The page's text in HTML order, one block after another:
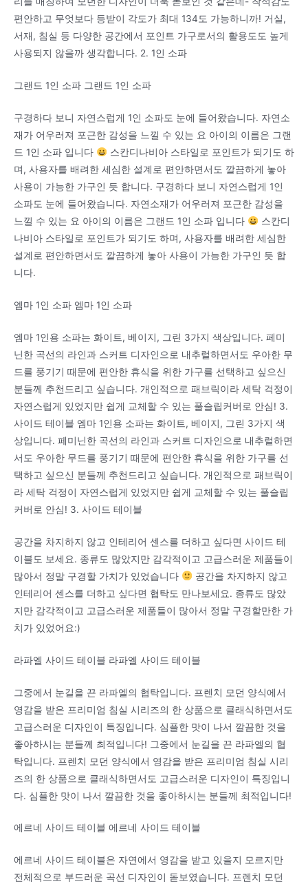
편안하고 무엇보다 등받이 각도가 최대 134도 가능하니까! 거실,
서재, 침실 등 다양한 공간에서 포인트 가구로서의 활용도도 높게
사용되지 않을까 생각합니다. 2. 1인 소파
그랜드 1인 소파 그랜드 1인 소파
구경하다 보니 자연스럽게 1인 소파도 눈에 들어왔습니다. 자연소
재가 어우러져 포근한 감성을 느낄 수 있는 요 아이의 이름은 그랜
드 1인 소파 입니다
스칸디나비아 스타일로 포인트가 되기도 하
며, 사용자를 배려한 세심한 설계로 편안하면서도 깔끔하게 놓아
사용이 가능한 가구인 듯 합니다. 구경하다 보니 자연스럽게 1인
소파도 눈에 들어왔습니다. 자연소재가 어우러져 포근한 감성을
느낄 수 있는 요 아이의 이름은 그랜드 1인 소파 입니다
스칸디
나비아 스타일로 포인트가 되기도 하며, 사용자를 배려한 세심한
설계로 편안하면서도 깔끔하게 놓아 사용이 가능한 가구인 듯 합
니다.
엠마 1인 소파 엠마 1인 소파
엠마 1인용 소파는 화이트, 베이지, 그린 3가지 색상입니다. 페미
닌한 곡선의 라인과 스커트 디자인으로 내추럴하면서도 우아한 무
드를 풍기기 때문에 편안한 휴식을 위한 가구를 선택하고 싶으신
분들께 추천드리고 싶습니다. 개인적으로 패브릭이라 세탁 걱정이
자연스럽게 있었지만 쉽게 교체할 수 있는 풀슬립커버로 안심! 3.
사이드 테이블 엠마 1인용 소파는 화이트, 베이지, 그린 3가지 색
상입니다. 페미닌한 곡선의 라인과 스커트 디자인으로 내추럴하면
서도 우아한 무드를 풍기기 때문에 편안한 휴식을 위한 가구를 선
택하고 싶으신 분들께 추천드리고 싶습니다. 개인적으로 패브릭이
라 세탁 걱정이 자연스럽게 있었지만 쉽게 교체할 수 있는 풀슬립
커버로 안심! 3. 사이드 테이블
공간을 차지하지 않고 인테리어 센스를 더하고 싶다면 사이드 테
이블도 보세요. 종류도 많았지만 감각적이고 고급스러운 제품들이
많아서 정말 구경할 가치가 있었습니다
공간을 차지하지 않고
인테리어 센스를 더하고 싶다면 협탁도 만나보세요. 종류도 많았
지만 감각적이고 고급스러운 제품들이 많아서 정말 구경할만한 가
치가 있었어요:)
라파엘 사이드 테이블 라파엘 사이드 테이블
그중에서 눈길을 끈 라파엘의 협탁입니다. 프렌치 모던 양식에서
영감을 받은 프리미엄 침실 시리즈의 한 상품으로 클래식하면서도
고급스러운 디자인이 특징입니다. 심플한 맛이 나서 깔끔한 것을
좋아하시는 분들께 최적입니다! 그중에서 눈길을 끈 라파엘의 협
탁입니다. 프렌치 모던 양식에서 영감을 받은 프리미엄 침실 시리
즈의 한 상품으로 클래식하면서도 고급스러운 디자인이 특징입니
다. 심플한 맛이 나서 깔끔한 것을 좋아하시는 분들께 최적입니다!
에르네 사이드 테이블 에르네 사이드 테이블
에르네 사이드 테이블은 자연에서 영감을 받고 있을지 모르지만
전체적으로 부드러운 곡선 디자인이 돋보였습니다. 프렌치 모던